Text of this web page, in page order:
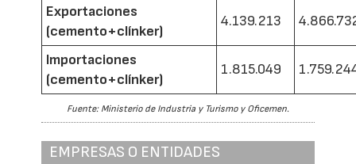
Exportaciones
(cemento+clínker)
4.139.213
Importaciones
(cemento+clínker)
1.815.049
Fuente: Ministerio de Industria y Turismo y Oficemen.
EMPRESAS O ENTIDADES